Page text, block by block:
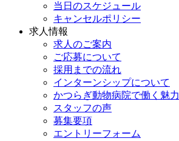
当日のスケジュール
キャンセルポリシー
求人情報
求人のご案内
ご応募について
採用までの流れ
インターンシップについて
かつらぎ動物病院で働く魅力
スタッフの声
募集要項
エントリーフォーム